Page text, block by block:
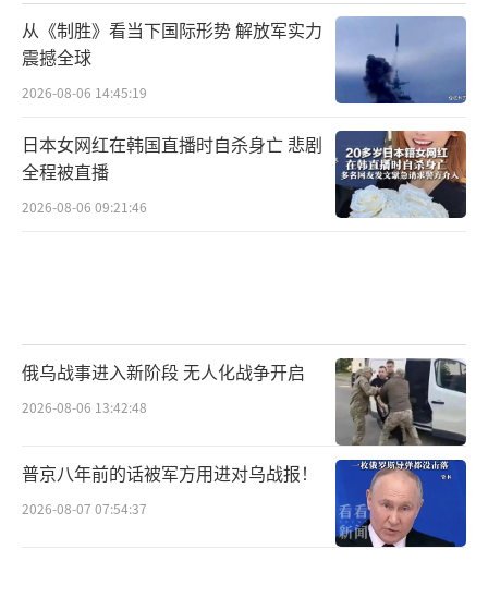
从《制胜》看当下国际形势 解放军实力
震撼全球
2026-08-06 14:45:19
日本女网红在韩国直播时自杀身亡 悲剧
全程被直播
2026-08-06 09:21:46
俄乌战事进入新阶段 无人化战争开启
2026-08-06 13:42:48
普京八年前的话被军方用进对乌战报！
2026-08-07 07:54:37